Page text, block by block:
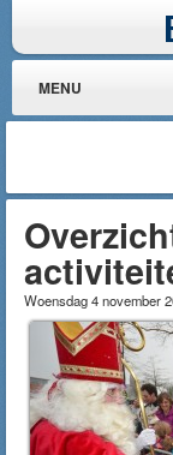
MENU
Woensdag 4 november